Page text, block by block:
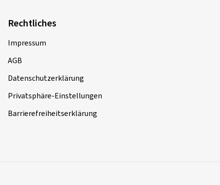
Rechtliches
Impressum
AGB
Datenschutzerklärung
Privatsphäre-Einstellungen
Barrierefreiheitserklärung